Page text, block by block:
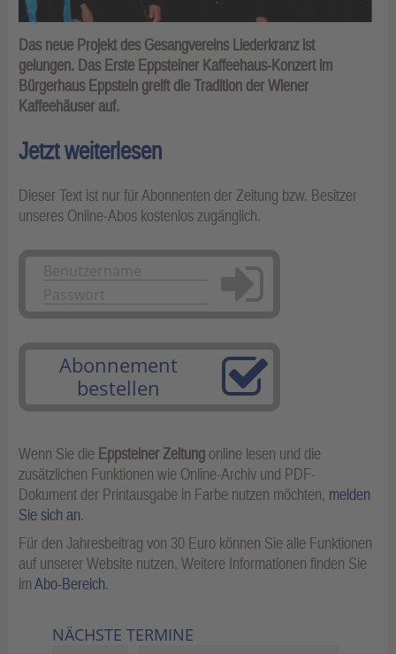
Das neue Projekt des Gesangvereins Liederkranz ist
gelungen. Das Erste Eppsteiner Kaffeehaus-Konzert im
Bürgerhaus Eppstein greift die Tradition der Wiener
Kaffeehäuser auf.
Jetzt weiterlesen
Dieser Text ist nur für Abonnenten der Zeitung bzw. Besitzer
unseres Online-Abos kostenlos zugänglich.
Anmelden
Abonnement
bestellen
Wenn Sie die Eppsteiner Zeitung online lesen und die
zusätzlichen Funktionen wie Online-Archiv und PDF-
Dokument der Printausgabe in Farbe nutzen möchten, melden
Sie sich an.
Für den Jahresbeitrag von 30 Euro können Sie alle Funktionen
auf unserer Website nutzen. Weitere Informationen finden Sie
imAbo-Bereich.
NÄCHSTE TERMINE